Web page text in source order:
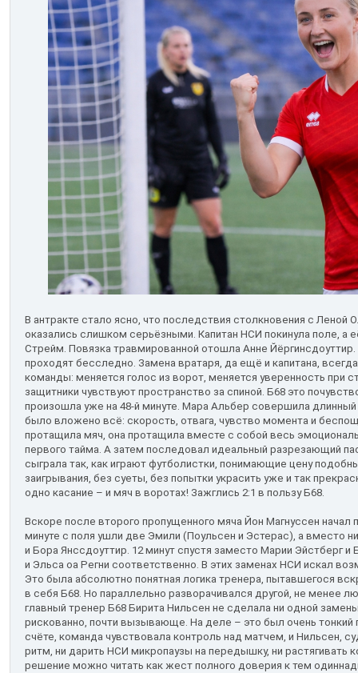
В антракте стало ясно, что последствия столкновения с Леной
оказались слишком серьёзными. Капитан НСИ покинула поле, а
Стрейм. Повязка травмированной отошла Анне
проходят бесследно. Замена вратаря, да ещё и капитана,
команды: меняется голос из ворот, меняется уверенность при
защитники чувствуют пространство за спиной. Б68 это
произошла уже на 48-й минуте. Мара Альбер совершила
было вложено всё: скорость, отвага, чувство момента и
протащила мяч, она протащила вместе с собой весь
первого тайма. А затем последовал идеальный разрезающий
сыграла так, как играют футболистки, понимающие цену
заигрывания, без суеты, без попытки украсить уже и так
одно касание – и мяч в воротах! Зажглись 2:1 в пользу Б68.
Вскоре после второго пропущенного мяча Йон Магнуссен начал
минуте с поля ушли две Эмили (Поульсен и Эстерас), а вместо
и Бора Янссдоуттир. 12 минут спустя заместо Марии Эйстберг
и Эльса оа Регни соответственно. В этих заменах НСИ искал
Это была абсолютно понятная логика тренера, пытавшегося
в себя Б68. Но параллельно разворачивался другой, не менее
главный тренер Б68 Бирита Нильсен не сделала ни одной
рискованно, почти вызывающе. На деле – это был очень тонкий
счёте, команда чувствовала контроль над матчем, и Нильсен,
ритм, ни дарить НСИ микропаузы на передышку, ни растягивать
решение можно читать как жест полного доверия к тем